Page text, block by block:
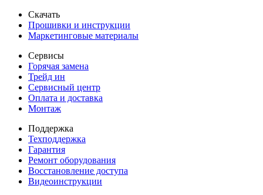
Скачать
Прошивки и инструкции
Маркетинговые материалы
Сервисы
Горячая замена
Трейд ин
Сервисный центр
Оплата и доставка
Монтаж
Поддержка
Техподдержка
Гарантия
Ремонт оборудования
Восстановление доступа
Видеоинструкции